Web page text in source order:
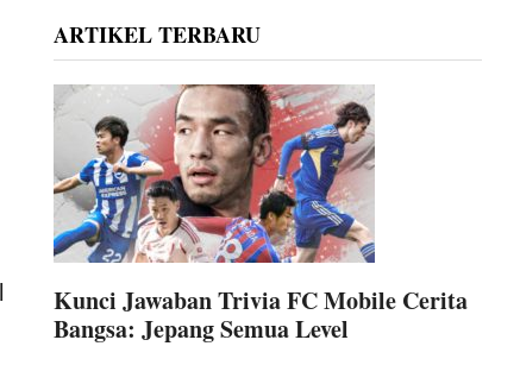
ARTIKEL TERBARU
Kunci Jawaban Trivia FC Mobile Cerita
Bangsa: Jepang Semua Level